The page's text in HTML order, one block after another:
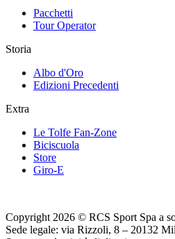
Pacchetti
Tour Operator
Storia
Albo d'Oro
Edizioni Precedenti
Extra
Le Tolfe Fan-Zone
Biciscuola
Store
Giro-E
Copyright 2026 © RCS Sport Spa a
Sede legale: via Rizzoli, 8 – 20132